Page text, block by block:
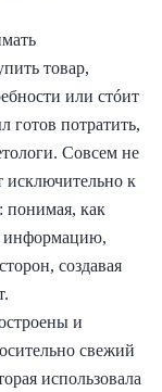
товар,
или стóит
готов потратить,
Совсем не
исключительно к
понимая, как
информацию,
создавая
и
свежий
использовала